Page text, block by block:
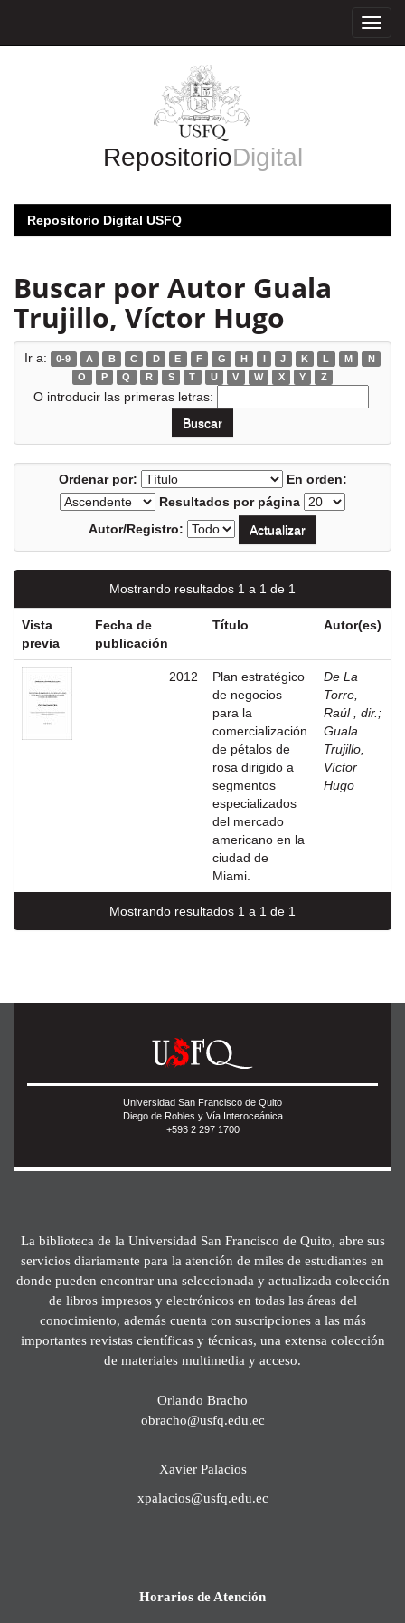
RepositorioDigital
Repositorio Digital USFQ
Buscar por Autor Guala
Trujillo, Víctor Hugo
Ir a: 0-9 A B C D E F G H I J K L M
N
O
P Q R S T U V W X Y Z
O introducir las primeras letras:
Ordenar por:
En orden:
Resultados por página
Autor/Registro:
Mostrando resultados 1 a 1 de 1
Vista
previa
Fecha de
publicación
Título Autor(es)
2012
Plan estratégico
de negocios
para la
comercialización
de pétalos de
rosa dirigido a
segmentos
especializados
del mercado
americano en la
ciudad de
Miami.
De La
Torre,
Raúl , dir. ;
Guala
Trujillo,
Víctor
Hugo
Mostrando resultados 1 a 1 de 1
Universidad San Francisco de Quito
Diego de Robles y Vía Interoceánica
+593 2 297 1700
La biblioteca de la Universidad San Francisco de Quito, abre sus
servicios diariamente para la atención de miles de estudiantes en
donde pueden encontrar una seleccionada y actualizada colección
de libros impresos y electrónicos en todas las áreas del
conocimiento, además cuenta con suscripciones a las más
importantes revistas científicas y técnicas, una extensa colección
de materiales multimedia y acceso.
Orlando Bracho
obracho@usfq.edu.ec
Xavier Palacios
xpalacios@usfq.edu.ec
Horarios de Atención